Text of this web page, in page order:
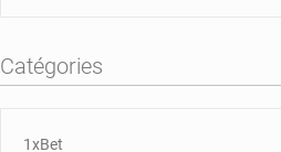
Catégories
1xBet